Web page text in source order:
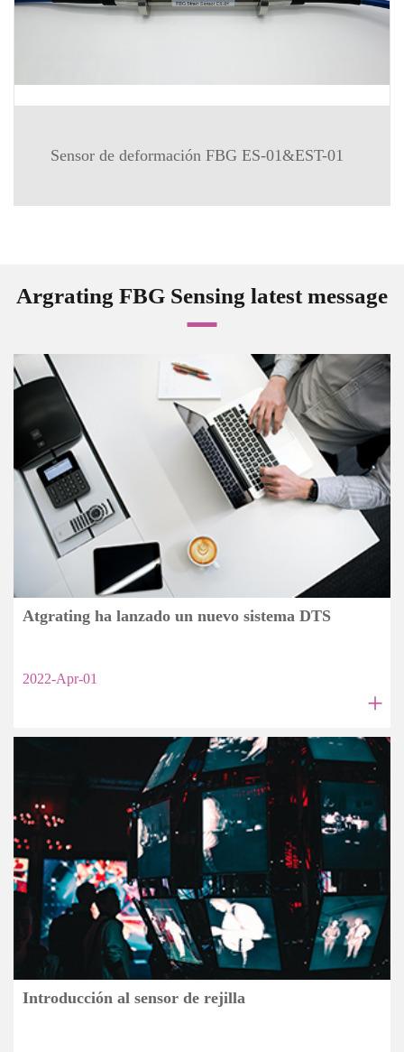
Sensor de deformación FBG ES-01&EST-01
Argrating FBG Sensing latest message
Atgrating ha lanzado un nuevo sistema DTS
2022-Apr-01
+
Introducción al sensor de rejilla